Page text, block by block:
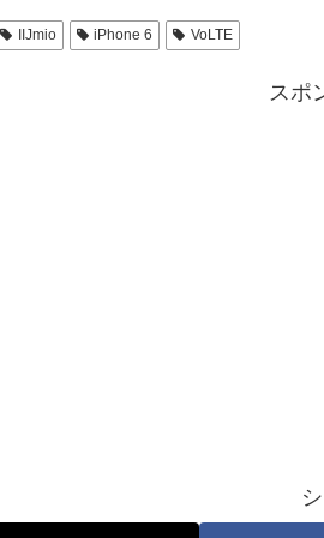
IIJmio iPhone 6 VoLTE
スポ